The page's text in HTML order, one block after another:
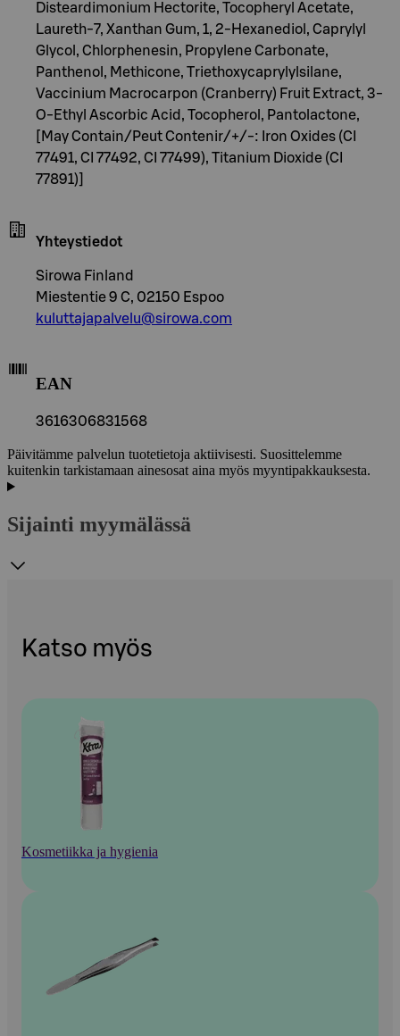
Disteardimonium Hectorite, Tocopheryl Acetate,
Laureth-7, Xanthan Gum, 1, 2-Hexanediol, Caprylyl
Glycol, Chlorphenesin, Propylene Carbonate,
Panthenol, Methicone, Triethoxycaprylylsilane,
Vaccinium Macrocarpon (Cranberry) Fruit Extract, 3-
O-Ethyl Ascorbic Acid, Tocopherol, Pantolactone,
[May Contain/Peut Contenir/+/-: Iron Oxides (CI
77491, CI 77492, CI 77499), Titanium Dioxide (CI
77891)]
Yhteystiedot
Sirowa Finland
Miestentie 9 C, 02150 Espoo
kuluttajapalvelu@sirowa.com
EAN
3616306831568
Päivitämme palvelun tuotetietoja aktiivisesti. Suosittelemme
kuitenkin tarkistamaan ainesosat aina myös myyntipakkauksesta.
Sijainti myymälässä
Katso myös
Kosmetiikka ja hygienia